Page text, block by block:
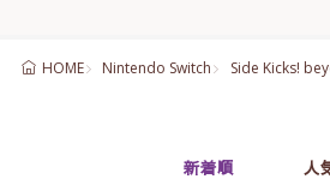
HOME Nintendo Switch Side Kicks!
新着順 人